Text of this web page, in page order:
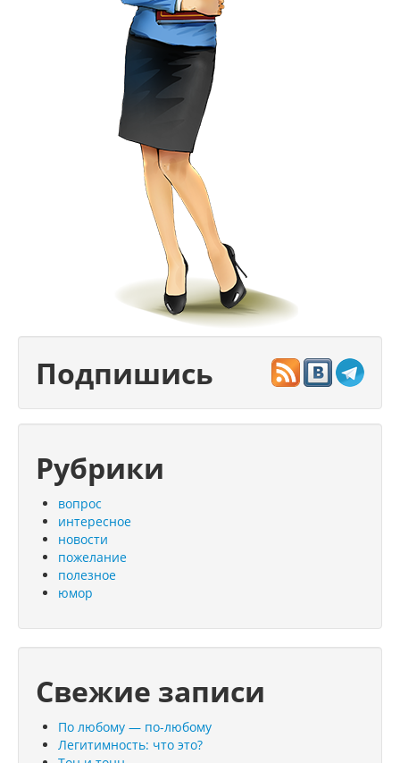
Подпишись
Рубрики
вопрос
интересное
новости
пожелание
полезное
юмор
Свежие записи
По любому — по-любому
Легитимность: что это?